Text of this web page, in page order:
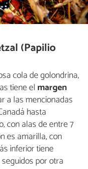
(Papilio
cola de golondrina,
tiene el margen
a las mencionadas
hasta
con alas de entre 7
es amarilla, con
inferior tiene
por otra